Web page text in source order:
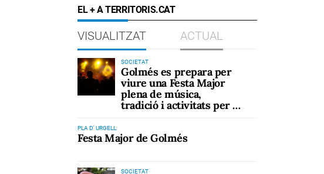
EL + A TERRITORIS.CAT
VISUALITZAT ACTUAL
SOCIETAT
Golmés es prepara per
viure una Festa Major
plena de música,
tradició i activitats per a
PLA D' URGELL
Festa Major de Golmés
SOCIETAT